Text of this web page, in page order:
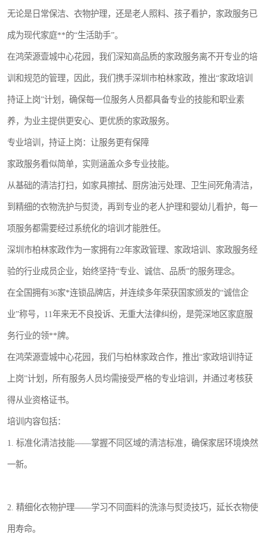
无论是日常保洁、衣物护理，还是老人照料、孩子看护，家政服务已
成为现代家庭**的“生活助手”。
在鸿荣源壹城中心花园，我们深知高品质的家政服务离不开专业的培
训和规范的管理，因此，我们携手深圳市柏林家政，推出“家政培训
持证上岗”计划，确保每一位服务人员都具备专业的技能和职业素
养，为业主提供更安心、更优质的家政服务。
专业培训，持证上岗：让服务更有保障
家政服务看似简单，实则涵盖众多专业技能。
从基础的清洁打扫，如家具擦拭、厨房油污处理、卫生间死角清洁，
到精细的衣物洗护与熨烫，再到专业的老人护理和婴幼儿看护，每一
项服务都需要经过系统化的培训才能胜任。
深圳市柏林家政作为一家拥有22年家政管理、家政培训、家政服务经
验的行业成员企业，始终坚持“专业、诚信、品质”的服务理念。
在全国拥有36家*连锁品牌店，并连续多年荣获国家颁发的“诚信企
业”称号，11年来无不良投诉、无重大法律纠纷，是莞深地区家庭服
务行业的领**牌。
在鸿荣源壹城中心花园，我们与柏林家政合作，推出“家政培训持证
上岗”计划，所有服务人员均需接受严格的专业培训，并通过考核获
得从业资格证书。
培训内容包括：
1. 标准化清洁技能——掌握不同区域的清洁标准，确保家居环境焕然
一新。
2. 精细化衣物护理——学习不同面料的洗涤与熨烫技巧，延长衣物使
用寿命。